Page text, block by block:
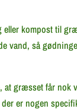
kompost til
vand, så
græsset får
er nogen